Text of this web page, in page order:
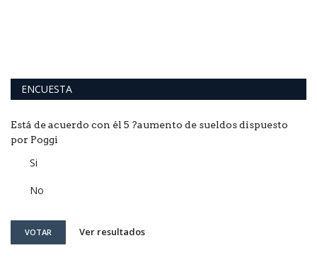
ENCUESTA
Está de acuerdo con él 5 ?aumento de sueldos dispuesto
por Poggi
Si
No
VOTAR Ver resultados